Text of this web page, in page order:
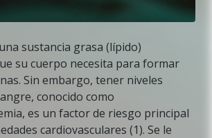
sustancia grasa (lípido)
su cuerpo necesita para formar
Sin embargo, tener niveles
conocido como
es un factor de riesgo principal
cardiovasculares (1). Se le